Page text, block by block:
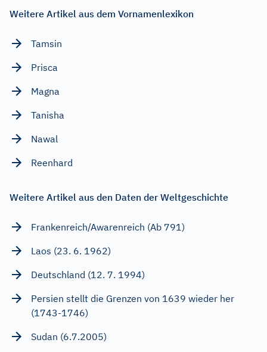
Weitere Artikel aus dem Vornamenlexikon
Tamsin
Prisca
Magna
Tanisha
Nawal
Reenhard
Weitere Artikel aus den Daten der Weltgeschichte
Frankenreich/Awarenreich (Ab 791)
Laos (23. 6. 1962)
Deutschland (12. 7. 1994)
Persien stellt die Grenzen von 1639 wieder her
(1743-1746)
Sudan (6.7.2005)